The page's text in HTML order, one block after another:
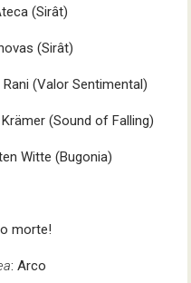
(Sirât)
(Sirât)
Rani (Valor Sentimental)
(Sound of Falling)
Witte (Bugonia)
morte!
: Arco